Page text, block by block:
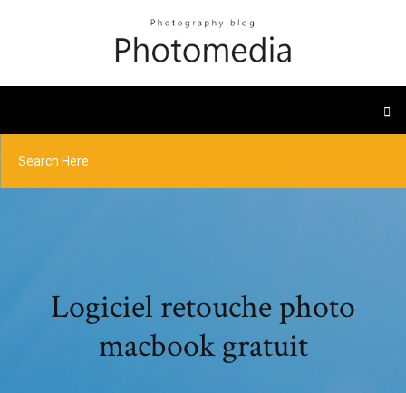
Logiciel retouche photo
macbook gratuit